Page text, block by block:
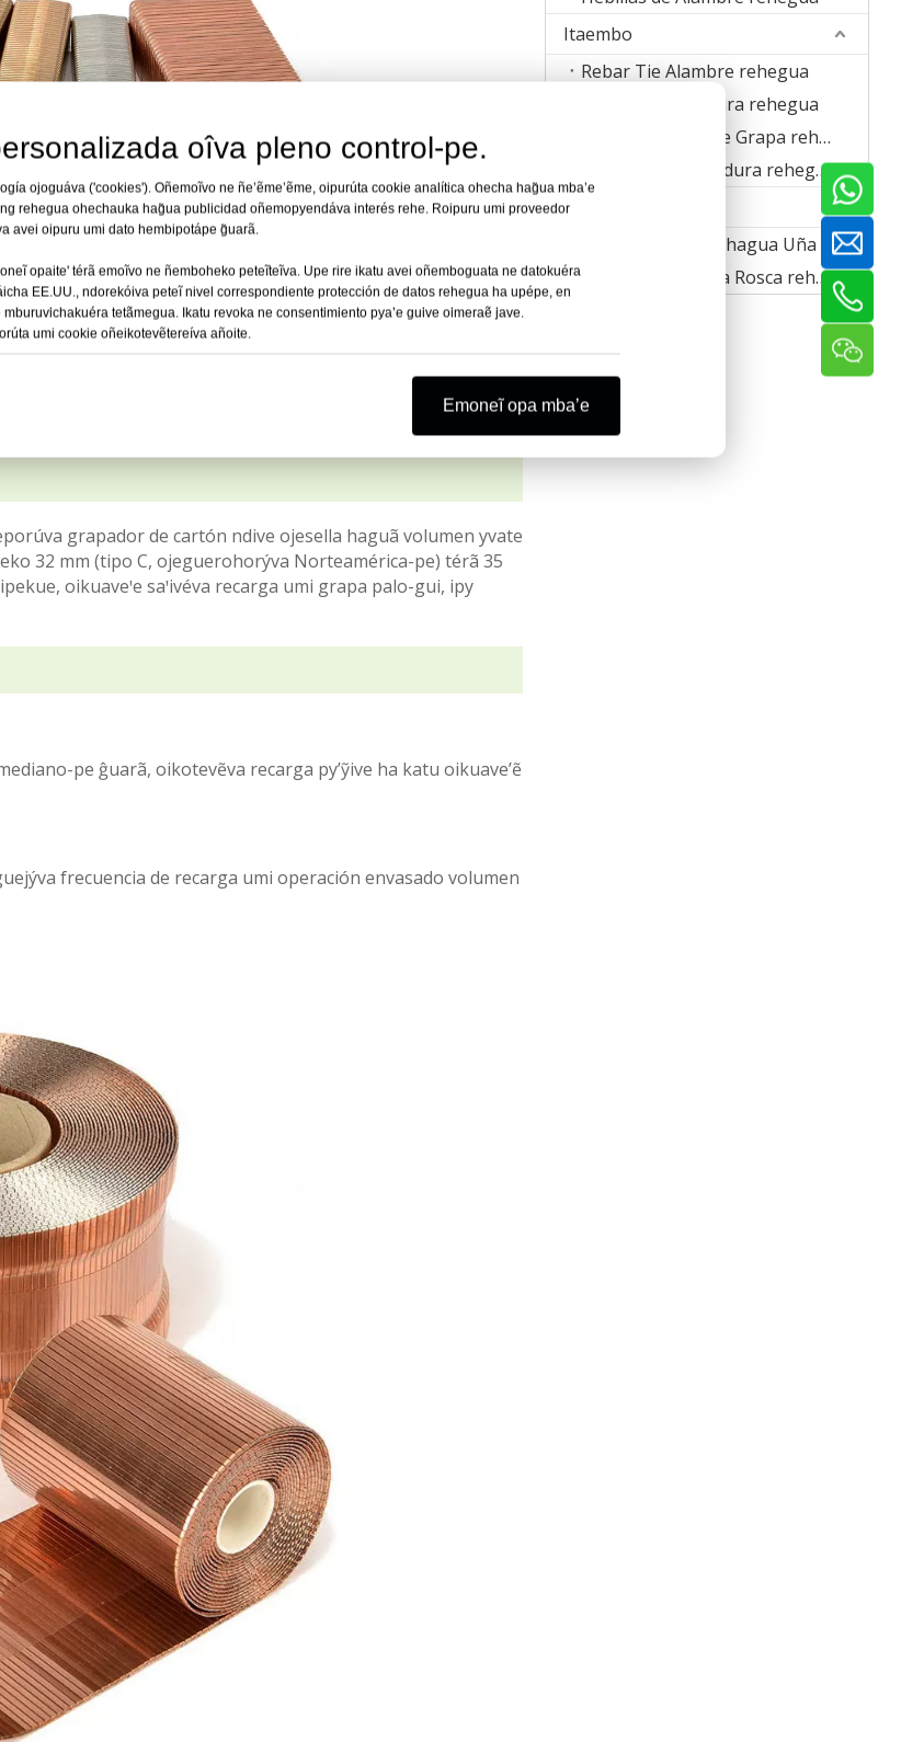
grapador de cartón ndive ojesella haguã volumen yvate
32 mm (tipo C, ojeguerohorýva Norteamérica-pe) térã 35
oikuaveꞌe saꞌivéva recarga umi grapa palo-gui, ipy
pe ĝuarã, oikotevẽva recarga py’ỹive ha katu oikuave’ẽ
frecuencia de recarga umi operación envasado volumen
Itaembo
Rebar Tie Alambre rehegua
Alambre de Costura rehegua
Banda de Alambre Grapa rehegua
Alambre de Soldadura rehegua
Mba'eka
Máquina Ojejapo hagua Uña
Máquina de Rosca Rosca rehegua
oîva pleno control-pe.
ojoguáva ('cookies'). Oñemoĩvo ne ñe’ẽme’ẽme, oipurúta cookie analítica ohecha hag̃ua mba’e
rehegua ohechauka hag̃ua publicidad oñemopyendáva interés rehe. Roipuru umi proveedor
avei oipuru umi dato hembipotápe g̃uarã.
opaite' térã emoĩvo ne ñemboheko peteĩteĩva. Upe rire ikatu avei oñemboguata ne datokuéra
EE.UU., ndorekóiva peteĩ nivel correspondiente protección de datos rehegua ha upépe, en
tetãmegua. Ikatu revoka ne consentimiento pya’e guive oimeraẽ jave.
umi cookie oñeikotevẽtereíva añoite.
Emoneĩ opa mba’e